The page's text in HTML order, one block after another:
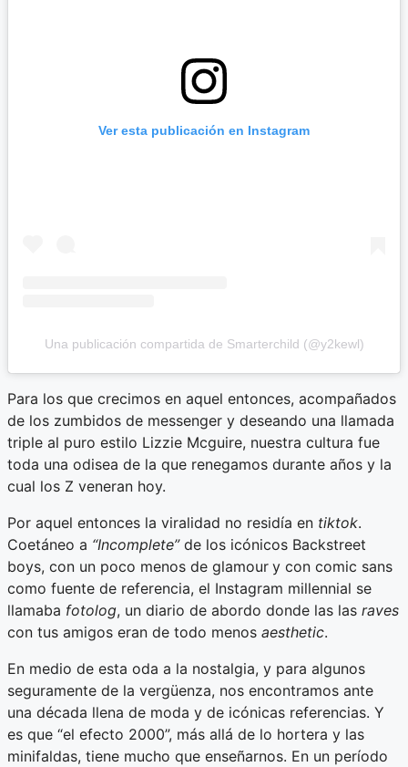
Ver esta publicación en Instagram
Una publicación compartida de Smarterchild (@y2kewl)
Para los que crecimos en aquel entonces, acompañados
de los zumbidos de messenger y deseando una llamada
triple al puro estilo Lizzie Mcguire, nuestra cultura fue
toda una odisea de la que renegamos durante años y la
cual los Z veneran hoy.
Por aquel entonces la viralidad no residía en tiktok.
Coetáneo a “Incomplete”de los icónicos Backstreet
boys, con un poco menos de glamour y con comic sans
como fuente de referencia, el Instagram millennial se
llamaba fotolog, un diario de abordo donde las las raves
con tus amigos eran de todo menos aesthetic.
En medio de esta oda a la nostalgia, y para algunos
seguramente de la vergüenza, nos encontramos ante
una década llena de moda y de icónicas referencias. Y
es que “el efecto 2000”, más allá de lo hortera y las
minifaldas, tiene mucho que enseñarnos. En un período